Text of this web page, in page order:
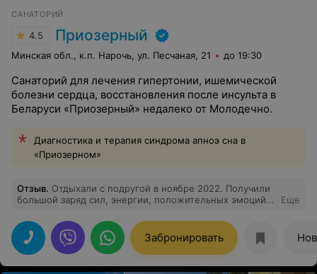
САНАТОРИЙ
4.5 Приозерный
Минская обл., к.п. Нарочь, ул. Песчаная, 21 до 19:30
Санаторий для лечения гипертонии, ишемической
болезни сердца, восстановления после инсульта в
Беларуси «Приозерный» недалеко от Молодечно.
Диагностика и терапия синдрома апноэ сна в
«Приозерном»
Отзыв. Отдыхали с подругой в ноябре 2022. Получили
большой заряд сил, энергии, положительных эмоций!
Соответственно цена - качество. Медицинский
персонал подобран высокой квалификации, также на
высоте и другие подразделения. Все условия для
спортивного и культурного отдыха, отличная кухня.
Спасибо "Приозерный"! До новых встреч!
Еще
Забронировать